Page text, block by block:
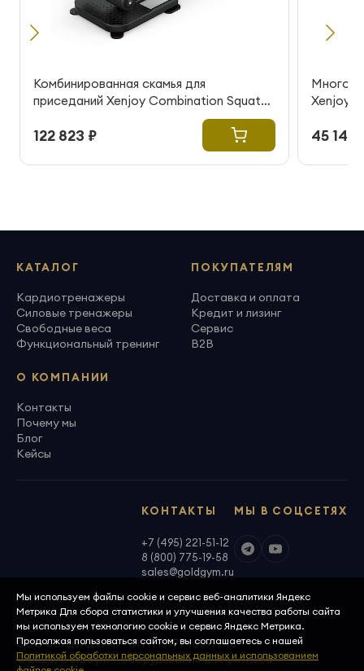
Комбинированная скамья для
приседаний Xenjoy Combination Squat
122 823 ₽
Xenjoy
45 146
КАТАЛОГ
Кардиотренажеры
Силовые тренажеры
Свободные веса
Функциональный тренинг
ПОКУПАТЕЛЯМ
Доставка и оплата
Кредит и лизинг
Сервис
B2B
О КОМПАНИИ
Контакты
Почему мы
Блог
Кейсы
МЫ В СОЦСЕТЯХ
КОНТАКТЫ
+7 (495) 221-51-12
8 (800) 775-19-58
sales@goldgym.ru
ООО «Голденджим» · ОГРН 1097746699940
© 2026, GoldGym — оборудование для фитнеса
Мы используем файлы cookie и сервис веб-аналитики Яндекс
Метрика Для сбора статистики и улучшения качества работы сайта
мы используем технологию cookie и сервис Яндекс Метрика.
Продолжая пользоваться сайтом, вы соглашаетесь с нашей
Политикой обработки персональных данных и использованием